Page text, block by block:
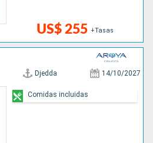
US$ 255 +Tasas
Djedda 14/10/2027
Comidas incluidas